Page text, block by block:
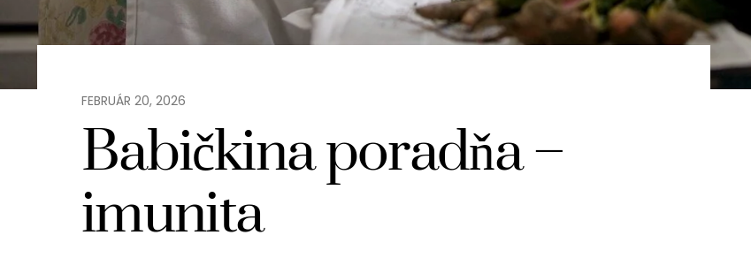
FEBRUÁR 20, 2026
Babičkina poradňa –
imunita